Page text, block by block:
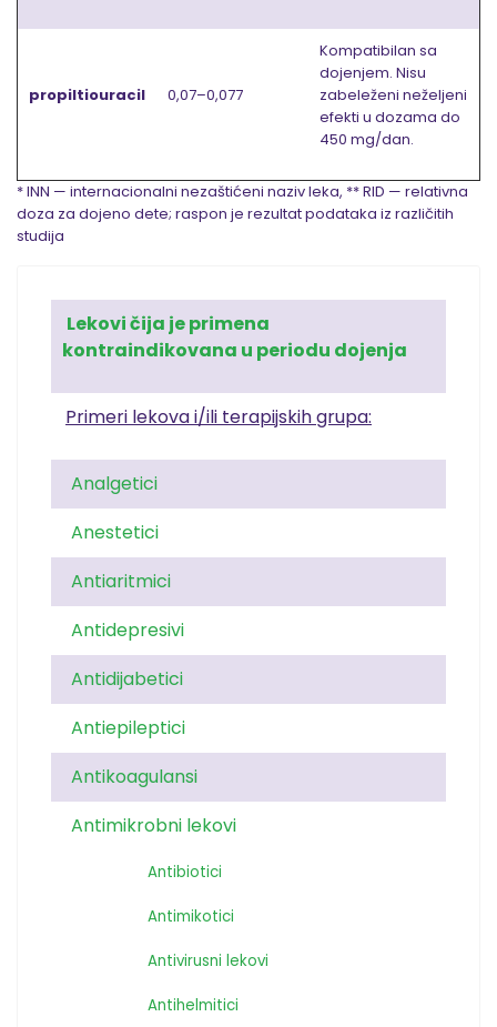
propiltiouracil 0,07–0,077
Kompatibilan sa
dojenjem. Nisu
zabeleženi neželjeni
efekti u dozama do
450 mg/dan.
* INN — internacionalni nezaštićeni naziv leka, ** RID — relativna
doza za dojeno dete; raspon je rezultat podataka iz različitih
studija
Lekovi čija je primena
kontraindikovana u periodu dojenja
Primeri lekova i/ili terapijskih grupa:
Analgetici
Anestetici
Antiaritmici
Antidepresivi
Antidijabetici
Antiepileptici
Antikoagulansi
Antimikrobni lekovi
Antibiotici
Antimikotici
Antivirusni lekovi
Antihelmitici